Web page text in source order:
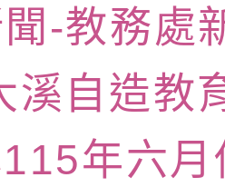
容與教學軟體
委員會函釋公
陸應申請許可
部水利署委託
究院辦理「
22日(星期六
-教務處
溪自造教
年六